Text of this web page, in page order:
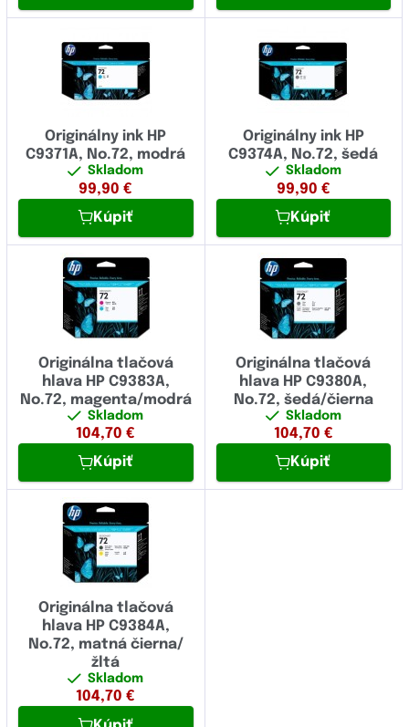
Originálny ink HP
C9371A, No.72, modrá
Skladom
99,90 €
Kúpiť
Originálny ink HP
C9374A, No.72, šedá
Skladom
99,90 €
Kúpiť
Originálna tlačová
hlava HP C9383A,
No.72, magenta/modrá
Skladom
104,70 €
Kúpiť
Originálna tlačová
hlava HP C9380A,
No.72, šedá/čierna
Skladom
104,70 €
Kúpiť
Originálna tlačová
hlava HP C9384A,
No.72, matná čierna/
žltá
Skladom
104,70 €